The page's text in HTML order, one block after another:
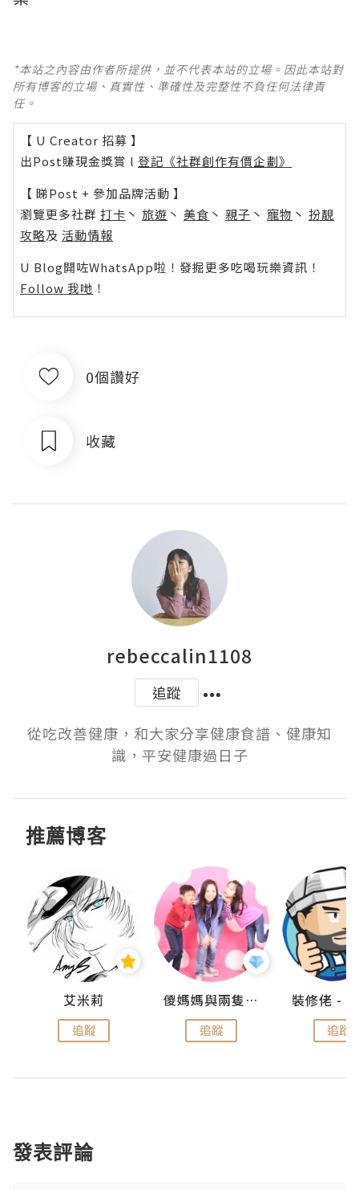
*本站之內容由作者所提供，並不代表本站的立場。因此本站對
所有博客的立場、真實性、準確性及完整性不負任何法律責
任。
【 U Creator 招募 】
出Post賺現金獎賞 l 登記《社群創作有價企劃》
【 睇Post + 參加品牌活動 】
瀏覽更多社群 打卡 丶 旅遊 丶 美食 丶 親子 丶 寵物 丶 扮靚
攻略及 活動情報
U Blog開咗WhatsApp啦！發掘更多吃喝玩樂資訊！
Follow 我哋 ！
0個讚好
收藏
rebeccalin1108
追蹤
從吃改善健康，和大家分享健康食譜、健康知
識，平安健康過日子
推薦博客
艾米莉
追蹤
儍媽媽與兩隻小魔怪之家
追蹤 追蹤
發表評論